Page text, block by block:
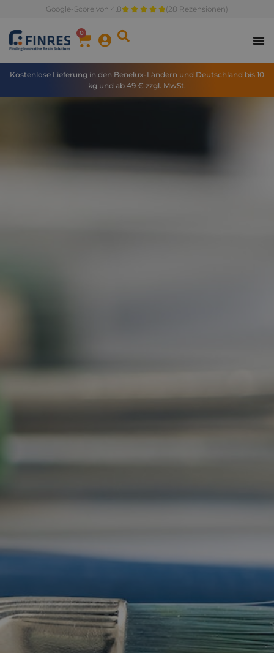
Google-Score von 4.8 (28 Rezensionen)
0
Kostenlose Lieferung in den Benelux-Ländern und Deutschland bis 10
kg und ab 49 € zzgl. MwSt.